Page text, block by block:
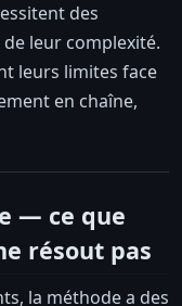
des
leur complexité.
leurs limites face
en chaîne,
— ce que
résout pas
la méthode a des